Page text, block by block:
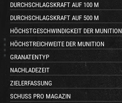
DURCHSCHLAGSKRAFT AUF 100 M
DURCHSCHLAGSKRAFT AUF 500 M
HÖCHSTGESCHWINDIGKEIT DER MUNITION
HÖCHSTREICHWEITE DER MUNITION
GRANATENTYP
NACHLADEZEIT
ZIELERFASSUNG
SCHUSS PRO MAGAZIN